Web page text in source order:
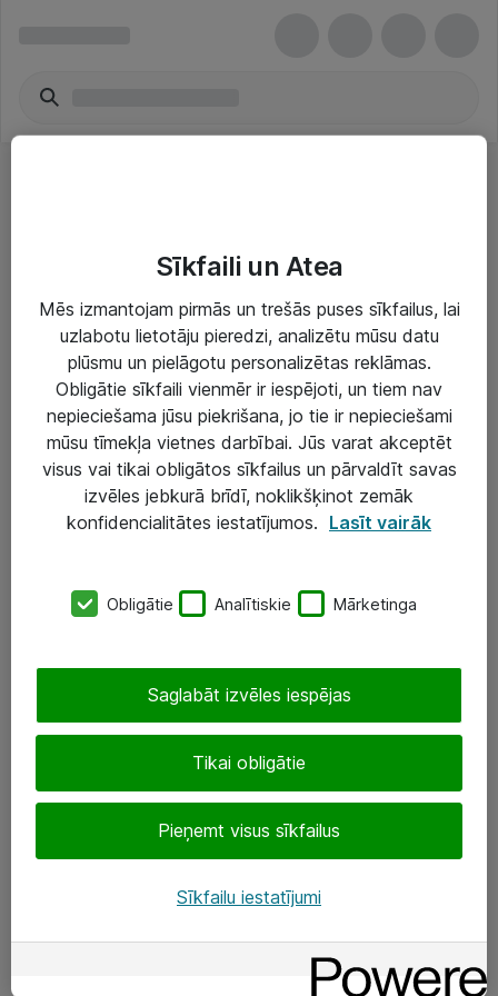
Risinājumi & Pakalpojumi
IT serviss un atbalsts
IT infrastruktūra
Darba vietu IT risinājumi
SIA „ATEA”
+(371) 67 81 90 50
eShop@atea.lv
Sekojiet mums
Sīkfaili un Atea
Mēs izmantojam pirmās un trešās puses sīkfailus, lai
uzlabotu lietotāju pieredzi, analizētu mūsu datu
plūsmu un pielāgotu personalizētas reklāmas.
Obligātie sīkfaili vienmēr ir iespējoti, un tiem nav
nepieciešama jūsu piekrišana, jo tie ir nepieciešami
mūsu tīmekļa vietnes darbībai. Jūs varat akceptēt
visus vai tikai obligātos sīkfailus un pārvaldīt savas
izvēles jebkurā brīdī, noklikšķinot zemāk
konfidencialitātes iestatījumos. Lasīt vairāk
Obligātie Analītiskie Mārketinga
Tikai obligātie
Pieņemt visus sīkfailus
Saglabāt izvēles iespējas
Sīkfailu iestatījumi